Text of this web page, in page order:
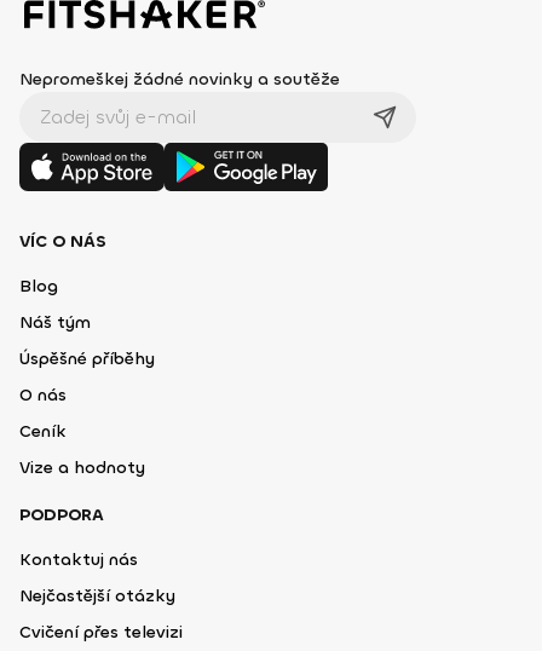
Nepromeškej žádné novinky a soutěže
VÍC O NÁS
Blog
Náš tým
Úspěšné příběhy
O nás
Ceník
Vize a hodnoty
PODPORA
Kontaktuj nás
Nejčastější otázky
Cvičení přes televizi